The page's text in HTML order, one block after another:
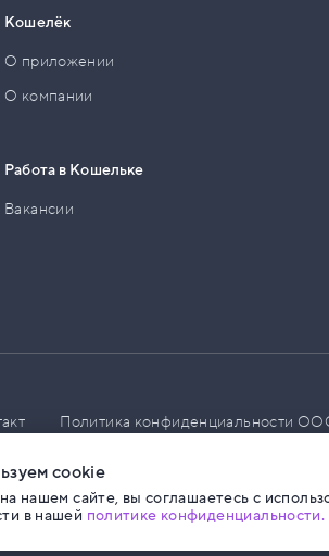
Кошелёк
О приложении
О компании
Работа в Кошельке
Вакансии
Политика конфиденциальности
cookie
нашем сайте, вы соглашаетесь с
в нашей политике конфиденциальности.